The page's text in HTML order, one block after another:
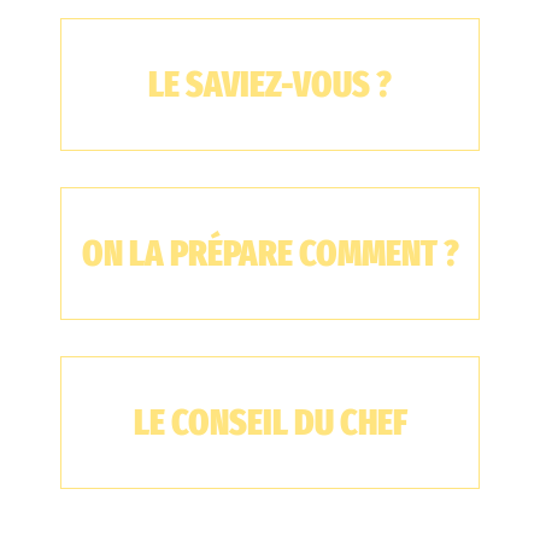
LE SAVIEZ-VOUS ?
ON LA PRÉPARE COMMENT ?
LE CONSEIL DU CHEF